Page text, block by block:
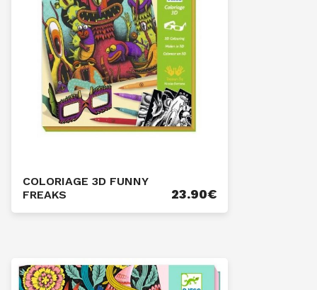
COLORIAGE 3D FUNNY
FREAKS
23.90€